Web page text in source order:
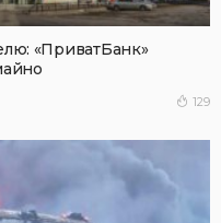
«ПриватБанк»
129